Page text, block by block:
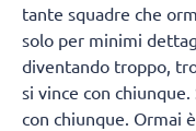
tante squadre che
solo per minimi
diventando troppo,
si vince con
con chiunque. Ormai